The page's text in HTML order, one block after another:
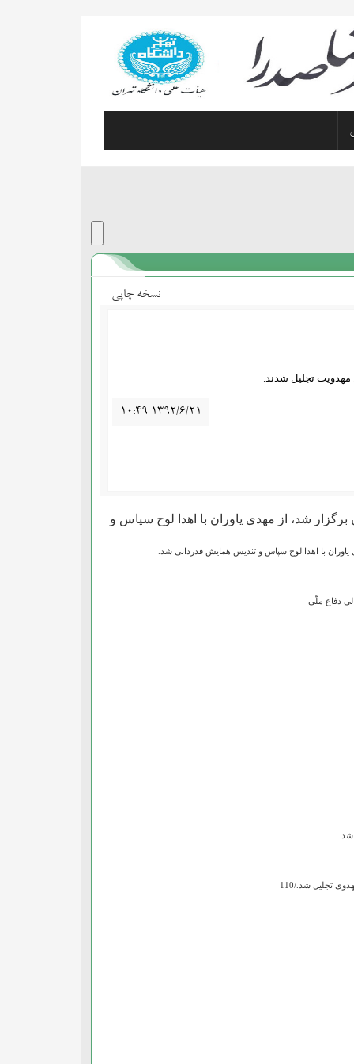
نسخه چاپی
۱۰:۴۹ ۱۳۹۲/۶/۲۱
شد، از مهدی یاوران با اهدا لوح سپاس و
یاوران با اهدا لوح سپاس و تندیس همایش قدردانی شد.
شد.
تجلیل شد./110